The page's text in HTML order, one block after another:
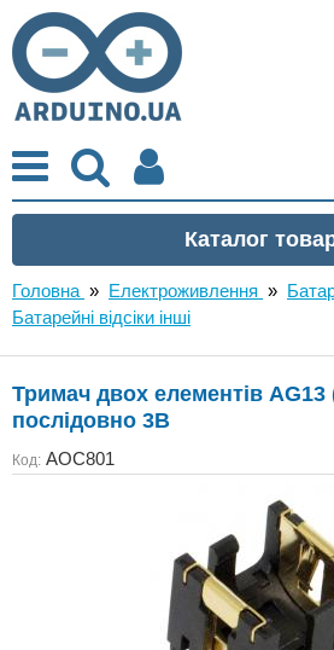
Головна » Електроживлення »
Батарейні відсіки інші
Тримач двох елементів AG13
послідовно 3В
Код: AOC801